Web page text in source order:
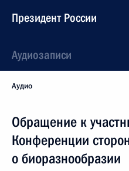
Президент России
Аудиозаписи
Аудио
Обращение к
Конференции
о биоразнообразии